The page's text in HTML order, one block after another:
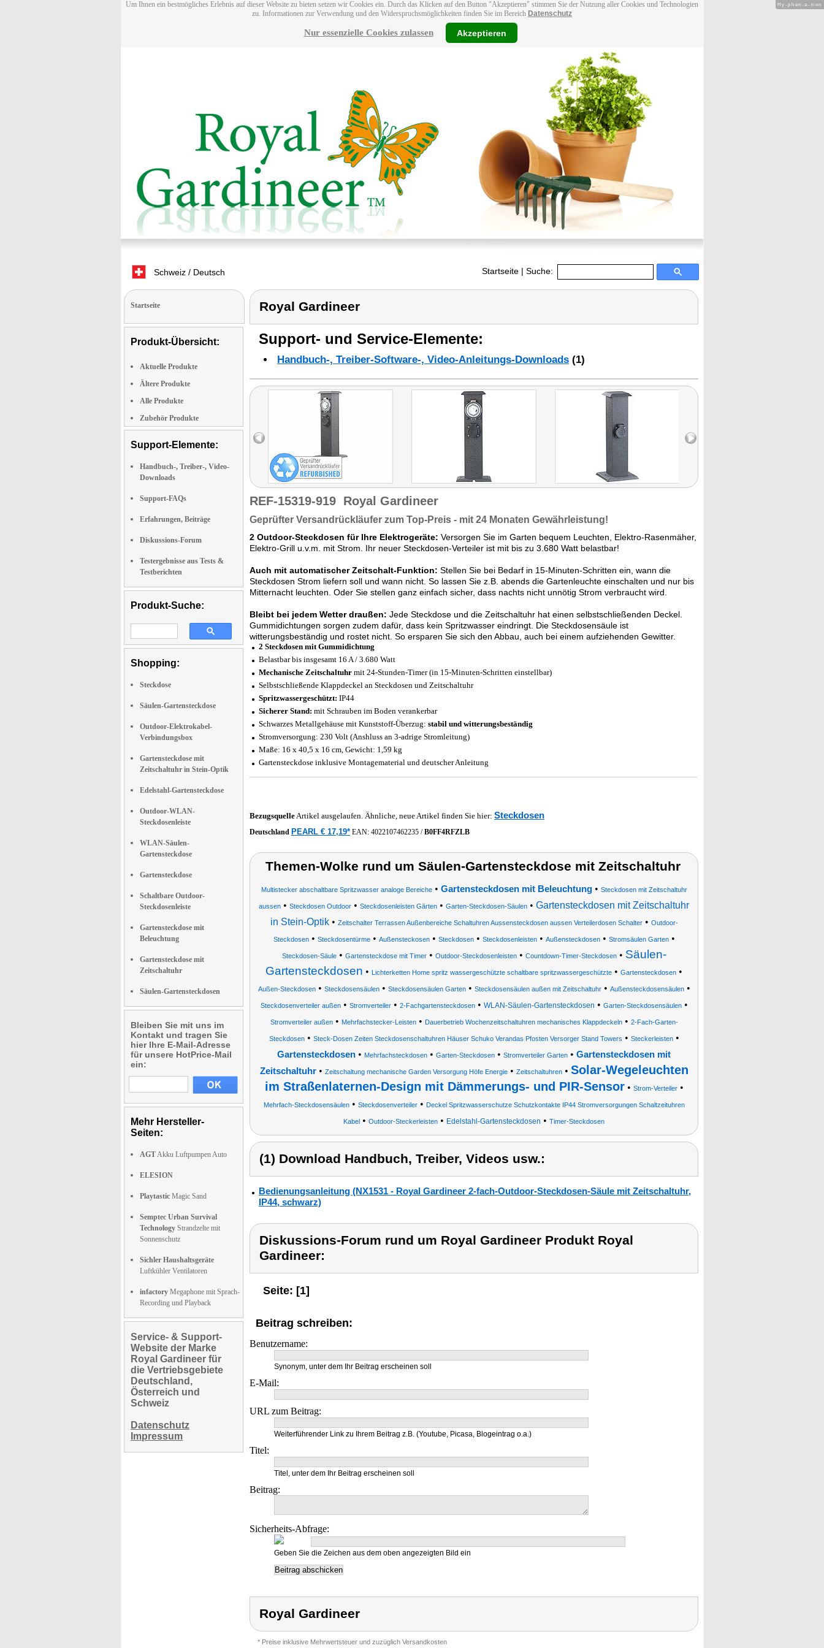
Um Ihnen ein bestmögliches Erlebnis auf dieser Website zu bieten setzen wir Cookies ein. Durch das Klicken auf den Button "Akzeptieren" stimmen Sie der Nutzung aller Cookies und Technologien
zu. Informationen zur Verwendung und den Widerspruchsmöglichkeiten finden Sie im Bereich Datenschutz
Nur essenzielle Cookies zulassen Akzeptieren
Schweiz / Deutsch Startseite | Suche:
Startseite
Produkt-Übersicht:
Aktuelle Produkte
Ältere Produkte
Alle Produkte
Zubehör Produkte
Support-Elemente:
Handbuch-, Treiber-, Video-
Downloads
Support-FAQs
Erfahrungen, Beiträge
Diskussions-Forum
Testergebnisse aus Tests &
Testberichten
Produkt-Suche:
Shopping:
Steckdose
Säulen-Gartensteckdose
Outdoor-Elektrokabel-
Verbindungsbox
Gartensteckdose mit
Zeitschaltuhr in Stein-Optik
Edelstahl-Gartensteckdose
Outdoor-WLAN-
Steckdosenleiste
WLAN-Säulen-
Gartensteckdose
Gartensteckdose
Schaltbare Outdoor-
Steckdosenleiste
Gartensteckdose mit
Beleuchtung
Gartensteckdose mit
Zeitschaltuhr
Säulen-Gartensteckdosen
Bleiben Sie mit uns im
Kontakt und tragen Sie
hier Ihre E-Mail-Adresse
für unsere HotPrice-Mail
ein:
Mehr Hersteller-
Seiten:
AGTAkku Luftpumpen Auto
ELESION
Playtastic Magic Sand
Semptec Urban Survival
Technology Strandzelte mit
Sonnenschutz
Sichler Haushaltsgeräte
Luftkühler Ventilatoren
infactory Megaphone mit Sprach-
Recording und Playback
Service- & Support-
Website der Marke
Royal Gardineer für
die Vertriebsgebiete
Deutschland,
Österreich und
Schweiz
Datenschutz
Impressum
Royal Gardineer
Support- und Service-Elemente:
Handbuch-, Treiber-Software-, Video-Anleitungs-Downloads (1)
REF-15319-919 Royal Gardineer
Geprüfter Versandrückläufer zum Top-Preis - mit 24 Monaten Gewährleistung!
2 Outdoor-Steckdosen für Ihre Elektrogeräte: Versorgen Sie im Garten bequem Leuchten, Elektro-Rasenmäher,
Elektro-Grill u.v.m. mit Strom. Ihr neuer Steckdosen-Verteiler ist mit bis zu 3.680 Watt belastbar!
Auch mit automatischer Zeitschalt-Funktion: Stellen Sie bei Bedarf in 15-Minuten-Schritten ein, wann die
Steckdosen Strom liefern soll und wann nicht. So lassen Sie z.B. abends die Gartenleuchte einschalten und nur bis
Mitternacht leuchten. Oder Sie stellen ganz einfach sicher, dass nachts nicht unnötig Strom verbraucht wird.
Bleibt bei jedem Wetter draußen: Jede Steckdose und die Zeitschaltuhr hat einen selbstschließenden Deckel.
Gummidichtungen sorgen zudem dafür, dass kein Spritzwasser eindringt. Die Steckdosensäule ist
witterungsbeständig und rostet nicht. So ersparen Sie sich den Abbau, auch bei einem aufziehenden Gewitter.
2 Steckdosen mit Gummidichtung
Belastbar bis insgesamt 16 A / 3.680 Watt
Mechanische Zeitschaltuhr mit 24-Stunden-Timer (in 15-Minuten-Schritten einstellbar)
Selbstschließende Klappdeckel an Steckdosen und Zeitschaltuhr
Spritzwassergeschützt: IP44
Sicherer Stand: mit Schrauben im Boden verankerbar
Schwarzes Metallgehäuse mit Kunststoff-Überzug: stabil und witterungsbeständig
Stromversorgung: 230 Volt (Anshluss an 3-adrige Stromleitung)
Maße: 16 x 40,5 x 16 cm, Gewicht: 1,59 kg
Gartensteckdose inklusive Montagematerial und deutscher Anleitung
BezugsquelleArtikel ausgelaufen. Ähnliche, neue Artikel finden Sie hier: Steckdosen
Deutschland PEARL € 17,19* EAN: 4022107462235 /B0FF4RFZLB
Themen-Wolke rund um Säulen-Gartensteckdose mit Zeitschaltuhr
Multistecker abschaltbare Spritzwasser analoge Bereiche• Gartensteckdosen mit Beleuchtung• Steckdosen mit Zeitschaltuhr
aussen • Steckdosen Outdoor • Steckdosenleisten Gärten • Garten-Steckdosen-Säulen • Gartensteckdosen mit Zeitschaltuhr
in Stein-Optik• Zeitschalter Terrassen Außenbereiche Schaltuhren Aussensteckdosen aussen Verteilerdosen Schalter• Outdoor-
Steckdosen• Steckdosentürme• Außensteckosen• Steckdosen• Steckdosenleisten• Außensteckdosen• Stromsäulen Garten•
Steckdosen-Säule• Gartensteckdose mit Timer• Outdoor-Steckdosenleisten• Countdown-Timer-Steckdosen• Säulen-
Gartensteckdosen • Lichterketten Home spritz wassergeschützte schaltbare spritzwassergeschützte • Gartensteckdosen •
Außen-Steckdosen• Steckdosensäulen• Steckdosensäulen Garten• Steckdosensäulen außen mit Zeitschaltuhr• Außensteckdosensäulen•
Steckdosenverteiler außen• Stromverteiler• 2-Fachgartensteckdosen• WLAN-Säulen-Gartensteckdosen • Garten-Steckdosensäulen•
Stromverteiler außen• Mehrfachstecker-Leisten• Dauerbetrieb Wochenzeitschaltuhren mechanisches Klappdeckeln• 2-Fach-Garten-
Steckdosen• Steck-Dosen Zeiten Steckdosenschaltuhren Häuser Schuko Verandas Pfosten Versorger Stand Towers • Steckerleisten•
Gartensteckdosen • Mehrfachsteckdosen • Garten-Steckdosen • Stromverteiler Garten • Gartensteckdosen mit
Zeitschaltuhr• Zeitschaltung mechanische Garden Versorgung Höfe Energie• Zeitschaltuhren• Solar-Wegeleuchten
im Straßenlaternen-Design mit Dämmerungs- und PIR-Sensor• Strom-Verteiler•
Mehrfach-Steckdosensäulen• Steckdosenverteiler• Deckel Spritzwasserschutze Schutzkontakte IP44 Stromversorgungen Schaltzeituhren
Kabel • Outdoor-Steckerleisten • Edelstahl-Gartensteckdosen • Timer-Steckdosen
(1) Download Handbuch, Treiber, Videos usw.:
Bedienungsanleitung (NX1531 - Royal Gardineer 2-fach-Outdoor-Steckdosen-Säule mit Zeitschaltuhr,
IP44, schwarz)
Diskussions-Forum rund um Royal Gardineer Produkt Royal
Gardineer:
Seite: [1]
Beitrag schreiben:
Benutzername:
Synonym, unter dem Ihr Beitrag erscheinen soll
E-Mail:
URL zum Beitrag:
Weiterführender Link zu Ihrem Beitrag z.B. (Youtube, Picasa, Blogeintrag o.a.)
Titel:
Titel, unter dem Ihr Beitrag erscheinen soll
Beitrag:
Sicherheits-Abfrage:
Geben Sie die Zeichen aus dem oben angezeigten Bild ein
Royal Gardineer
* Preise inklusive Mehrwertsteuer und zuzüglich Versandkosten
Hy-phen-a-tion